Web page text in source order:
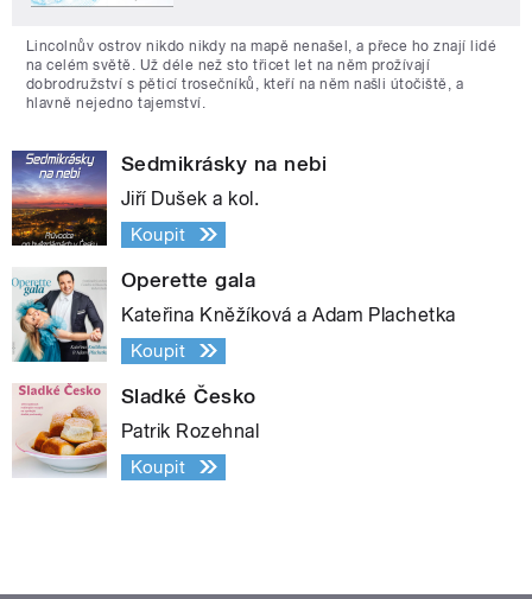
Lincolnův ostrov nikdo nikdy na mapě nenašel, a přece ho znají lidé
na celém světě. Už déle než sto třicet let na něm prožívají
dobrodružství s pěticí trosečníků, kteří na něm našli útočiště, a
hlavně nejedno tajemství.
Sedmikrásky na nebi
Jiří Dušek a kol.
Koupit
Operette gala
Kateřina Kněžíková a Adam Plachetka
Koupit
Sladké Česko
Patrik Rozehnal
Koupit